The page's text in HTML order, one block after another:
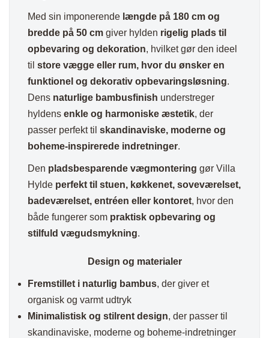
Med sin imponerende længde på 180 cm og
bredde på 50 cm giver hylden rigelig plads til
opbevaring og dekoration, hvilket gør den ideel
til store vægge eller rum, hvor du ønsker en
funktionel og dekorativ opbevaringsløsning.
Dens naturlige bambusfinish understreger
hyldens enkle og harmoniske æstetik, der
passer perfekt til skandinaviske, moderne og
boheme-inspirerede indretninger.
Den pladsbesparende vægmontering gør Villa
Hylde perfekt til stuen, køkkenet, soveværelset,
badeværelset, entréen eller kontoret, hvor den
både fungerer som praktisk opbevaring og
stilfuld vægudsmykning.
Design og materialer
Fremstillet i naturlig bambus, der giver et
organisk og varmt udtryk
Minimalistisk og stilrent design, der passer til
skandinaviske, moderne og boheme-indretninger